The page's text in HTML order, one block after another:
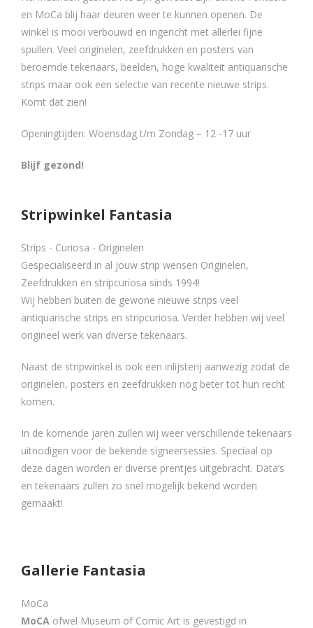
en MoCa blij haar deuren weer te kunnen openen. De
winkel is mooi verbouwd en ingericht met allerlei fijne
spullen. Veel originelen, zeefdrukken en posters van
beroemde tekenaars, beelden, hoge kwaliteit antiquarische
strips maar ook een selectie van recente nieuwe strips.
Komt dat zien!
Openingtijden: Woensdag t/m Zondag – 12 -17 uur
Blijf gezond!
Stripwinkel Fantasia
Strips - Curiosa - Originelen
Gespecialiseerd in al jouw strip wensen Originelen,
Zeefdrukken en stripcuriosa sinds 1994!
Wij hebben buiten de gewone nieuwe strips veel
antiquarische strips en stripcuriosa. Verder hebben wij veel
origineel werk van diverse tekenaars.
Naast de stripwinkel is ook een inlijsterij aanwezig zodat de
originelen, posters en zeefdrukken nog beter tot hun recht
komen.
In de komende jaren zullen wij weer verschillende tekenaars
uitnodigen voor de bekende signeersessies. Speciaal op
deze dagen worden er diverse prentjes uitgebracht. Data’s
en tekenaars zullen zo snel mogelijk bekend worden
gemaakt!
Gallerie Fantasia
MoCa
MoCA ofwel Museum of Comic Art is gevestigd in